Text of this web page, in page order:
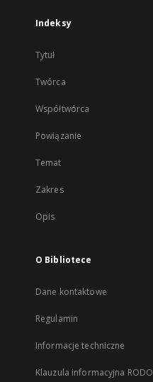
Indeksy
Tytuł
Twórca
Współtwórca
Powiązanie
Temat
Zakres
Opis
O Bibliotece
Dane kontaktowe
Regulamin
Informacje techniczne
Klauzula informacyjna RODO